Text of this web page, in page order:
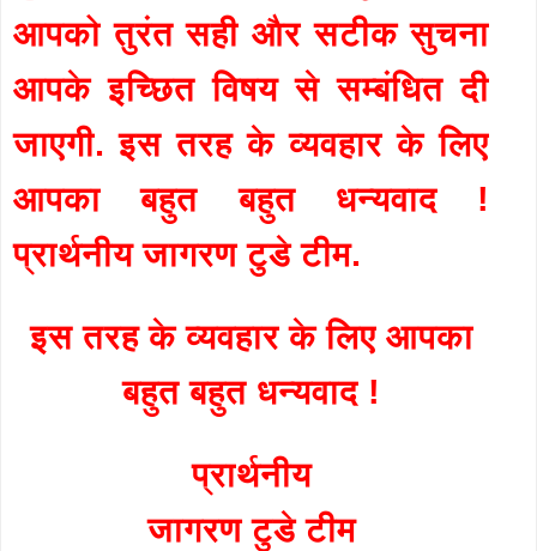
आपको तुरंत सही और सटीक सुचना
आपके इच्छित विषय से सम्बंधित दी
जाएगी. इस तरह के व्यवहार के लिए
आपका बहुत बहुत धन्यवाद !
प्रार्थनीय जागरण टुडे टीम.
इस तरह के व्यवहार के लिए आपका
बहुत बहुत धन्यवाद !
प्रार्थनीय
जागरण टुडे टीम